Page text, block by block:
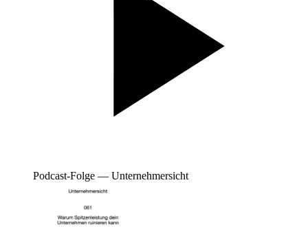
Podcast-Folge — Unternehmersicht